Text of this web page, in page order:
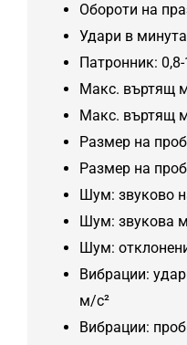
Обороти на
Удари в
Патронник:
Макс. въртящ
Макс. въртящ
Размер на
Размер на
Шум: звуково
Шум: звукова
Шум:
Вибрации:
м/с²
Вибрации: